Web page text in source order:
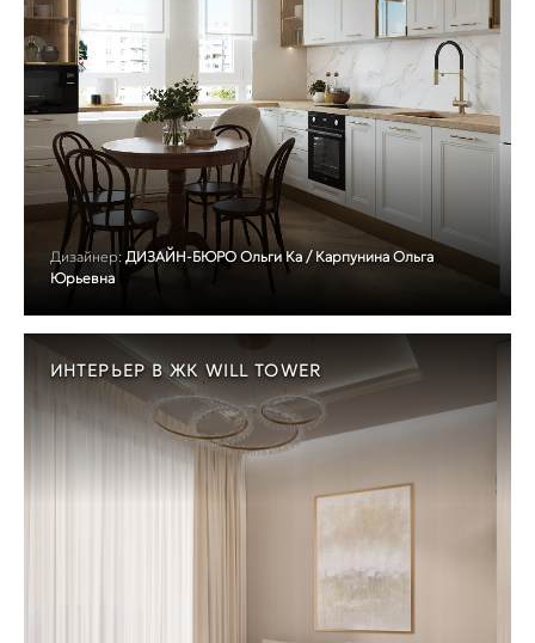
Дизайнер: ДИЗАЙН-БЮРО Ольги Ка / Карпунина Ольга
Юрьевна
ИНТЕРЬЕР В ЖК WILL TOWER